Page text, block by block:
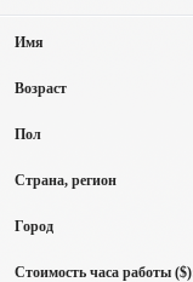
Имя
Возраст
Пол
Страна, регион
Город
Стоимость часа работы